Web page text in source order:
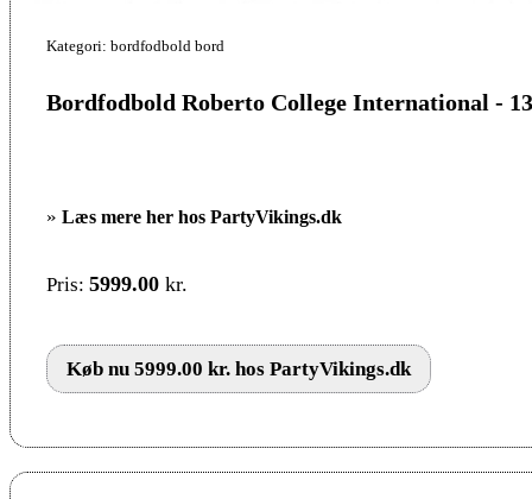
Kategori: bordfodbold bord
Bordfodbold Roberto College International -
» Læs mere her hos PartyVikings.dk
Pris: 5999.00 kr.
Køb nu 5999.00 kr. hos PartyVikings.dk